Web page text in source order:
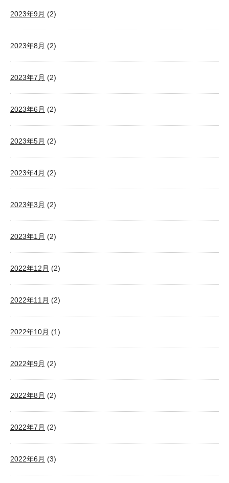
2023年9月 (2)
2023年8月 (2)
2023年7月 (2)
2023年6月 (2)
2023年5月 (2)
2023年4月 (2)
2023年3月 (2)
2023年1月 (2)
2022年12月 (2)
2022年11月 (2)
2022年10月 (1)
2022年9月 (2)
2022年8月 (2)
2022年7月 (2)
2022年6月 (3)